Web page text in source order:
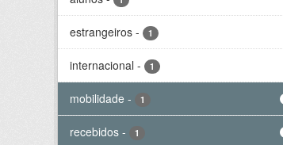
estrangeiros - 1
internacional - 1
mobilidade - 1
recebidos - 1